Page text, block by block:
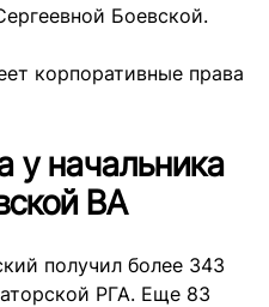
Боевской.
корпоративные права
у начальника
ВА
получил более 343
РГА. Еще 83